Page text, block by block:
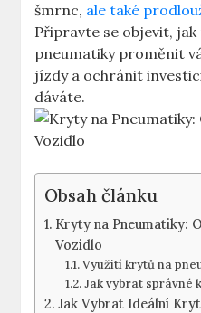
šmrnc, ale také
Připravte se objevit,
pneumatiky proměnit
jízdy a ochránit
dáváte.
Obsah článku
Kryty na Pneumatiky:
Vozidlo
Využití krytů na
Jak vybrat správné
Jak Vybrat Ideální